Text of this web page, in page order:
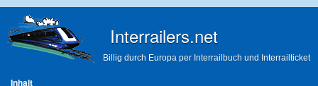
Interrailers.net
Billig durch Europa per Interrailbuch und Interrailticket
Hauptmenü
Inhalt